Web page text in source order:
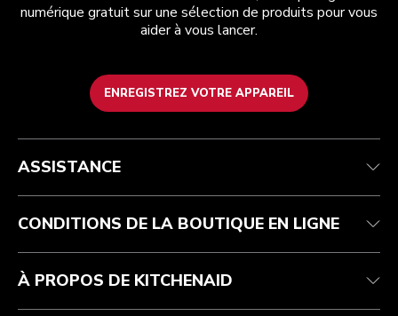
numérique gratuit sur une sélection de produits pour vous
aider à vous lancer.
ENREGISTREZ VOTRE APPAREIL
Service après-vente
Garantie et documents
Contactez-nous
Conditions générales de vente
Retours et remboursements
Imprint
ODR
La marque
Trouver une boutique
ASSISTANCE
CONDITIONS DE LA BOUTIQUE EN LIGNE
À PROPOS DE KITCHENAID